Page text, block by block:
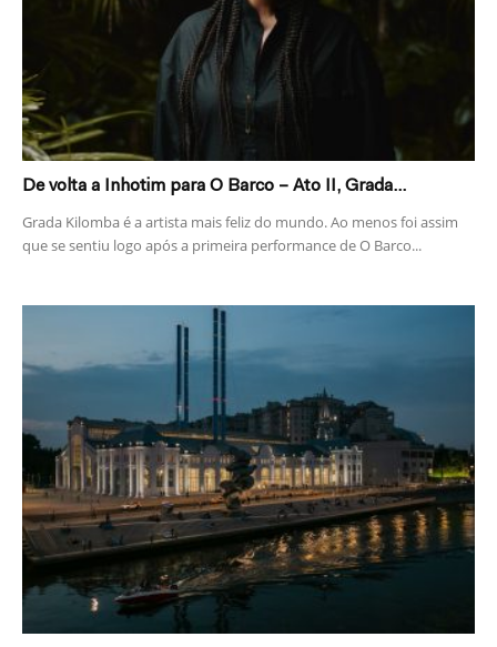
De volta a Inhotim para O Barco – Ato II, Grada...
Grada Kilomba é a artista mais feliz do mundo. Ao menos foi assim
que se sentiu logo após a primeira performance de O Barco...